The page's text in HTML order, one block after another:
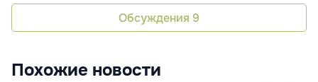
Обсуждения 9
Похожие новости